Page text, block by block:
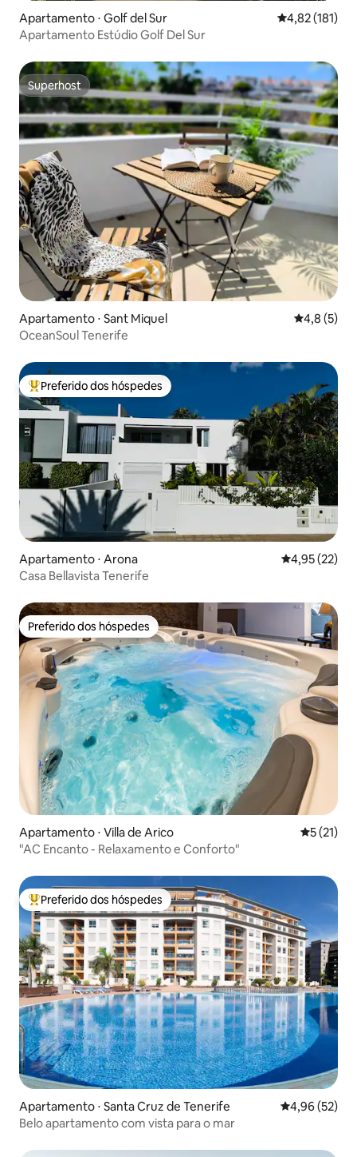
Apartamento ⋅ Golf del Sur 4,82 de uma
4,82 (181)
Apartamento Estúdio Golf Del Sur
Superhost
Superhost
Apartamento ⋅ Sant Miquel 4,8 de
4,8 (5)
OceanSoul Tenerife
Entre os melhores preferidos dos hóspedes
Preferido dos hóspedes
Apartamento ⋅ Arona 4,95 de uma
4,95 (22)
Casa Bellavista Tenerife
Preferido dos hóspedes
Preferido dos hóspedes
Apartamento ⋅ Villa de Arico 5 de uma
5 (21)
"AC Encanto - Relaxamento e Conforto"
Entre os melhores preferidos dos hóspedes
Preferido dos hóspedes
Apartamento ⋅ Santa Cruz de Tenerife 4,96 de uma
4,96 (52)
Belo apartamento com vista para o mar